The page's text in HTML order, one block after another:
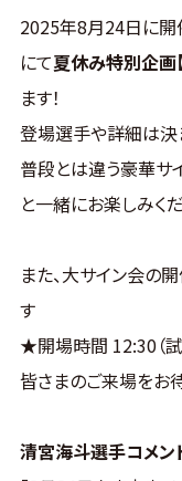
グ・
ノ
ア
公
式
サ
イ
ト
2025年8月24日に開
にて夏休み特別企画
ます！
登場選手や詳細は決
普段とは違う豪華サ
と一緒にお楽しみくだ
また、大サイン会の
す
★開場時間 12:30（
皆さまのご来場をお
清宮海斗選手コメン